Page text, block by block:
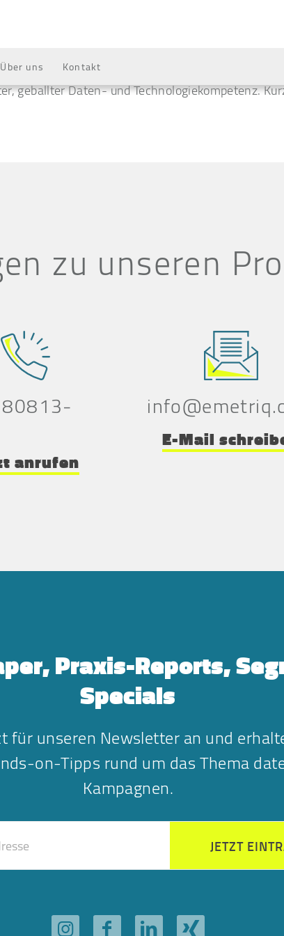
Über uns Kontakt
Lösungen und Teil der Deutschen
geballter Daten- und Technologiekompetenz.
zu unseren
anrufen
E-Mail
Praxis-Reports,
Specials
für unseren Newsletter an und
on-Tipps rund um das Thema
Kampagnen.
JETZT